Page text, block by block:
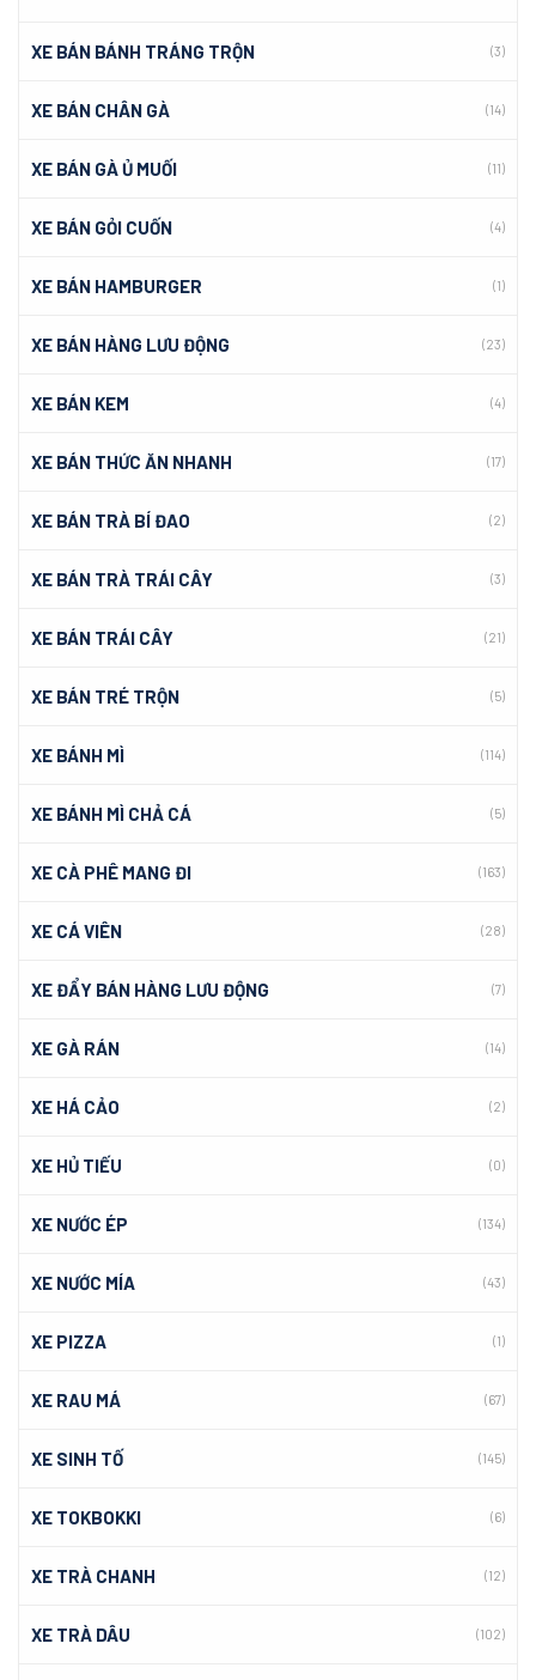
XE BÁN BÁNH TRÁNG TRỘN (3)
XE BÁN CHÂN GÀ (14)
XE BÁN GÀ Ủ MUỐI (11)
XE BÁN GỎI CUỐN (4)
XE BÁN HAMBURGER (1)
XE BÁN HÀNG LƯU ĐỘNG (23)
XE BÁN KEM (4)
XE BÁN THỨC ĂN NHANH (17)
XE BÁN TRÀ BÍ ĐAO (2)
XE BÁN TRÀ TRÁI CÂY (3)
XE BÁN TRÁI CÂY (21)
XE BÁN TRÉ TRỘN (5)
XE BÁNH MÌ (114)
XE BÁNH MÌ CHẢ CÁ (5)
XE CÀ PHÊ MANG ĐI (163)
XE CÁ VIÊN (28)
XE ĐẨY BÁN HÀNG LƯU ĐỘNG (7)
XE GÀ RÁN (14)
XE HÁ CẢO (2)
XE HỦ TIẾU (0)
XE NƯỚC ÉP (134)
XE NƯỚC MÍA (43)
XE PIZZA (1)
XE RAU MÁ (67)
XE SINH TỐ (145)
XE TOKBOKKI (6)
XE TRÀ CHANH (12)
XE TRÀ DÂU (102)